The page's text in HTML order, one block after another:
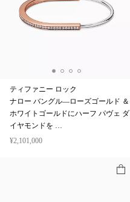
ティファニー ロック
ナロー バングル—ローズゴールド ＆
ホワイトゴールドにハーフ パヴェ ダ
イヤモンドを …
¥2,101,000